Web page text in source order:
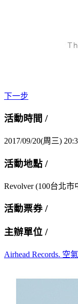
下一步
活動時間 /
2017/09/20(周三)
活動地點 /
Revolver(100台北市
活動票券 /
主辦單位 /
Airhead Records. 空